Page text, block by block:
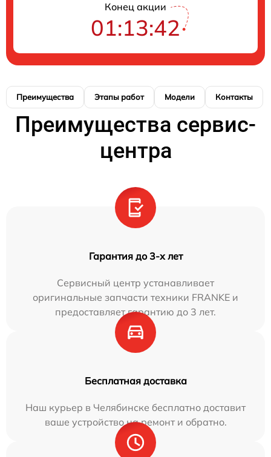
Конец акции
01:13:42
Преимущества Этапы работ Модели Контакты
Преимущества сервис-
центра
Гарантия до 3-х лет
Сервисный центр устанавливает
оригинальные запчасти техники FRANKE и
предоставляет гарантию до 3 лет.
Бесплатная доставка
Наш курьер в Челябинске бесплатно доставит
ваше устройство на ремонт и обратно.